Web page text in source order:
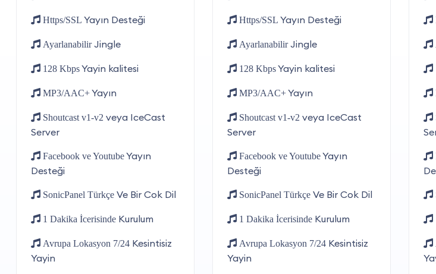
Https/SSL Yayın Desteği
AyarlanabilirJingle
128 KbpsYayin kalitesi
MP3/AAC+Yayın
Shoutcast v1-v2 veya IceCast
Server
Facebook ve YoutubeYayın
Desteği
SonicPanel Türkçe Ve Bir Cok Dil
1 Dakika İcerisinde Kurulum
Avrupa Lokasyon 7/24 Kesintisiz
Yayin
Https/SSL Yayın Desteği
AyarlanabilirJingle
128 KbpsYayin kalitesi
MP3/AAC+Yayın
Shoutcast v1-v2 veya IceCast
Server
Facebook ve YoutubeYayın
Desteği
SonicPanel Türkçe Ve Bir Cok Dil
1 Dakika İcerisinde Kurulum
Avrupa Lokasyon 7/24 Kesintisiz
Yayin